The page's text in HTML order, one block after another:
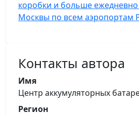
коробки и больше ежедневно
Москвы по всем аэропортам
Контакты автора
Имя
Центр аккумуляторных
Регион